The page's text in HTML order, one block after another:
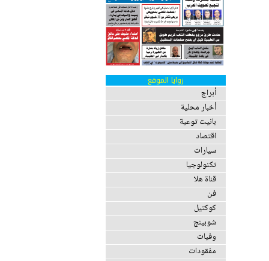
زوايا الموقع
أبراج
أخبار محلية
بانيت توعية
اقتصاد
سيارات
تكنولوجيا
قناة هلا
فن
كوكتيل
شوبينج
وفيات
مفقودات